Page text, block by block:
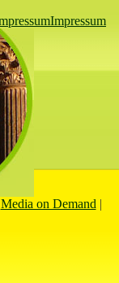
Impressum
Media on Demand |